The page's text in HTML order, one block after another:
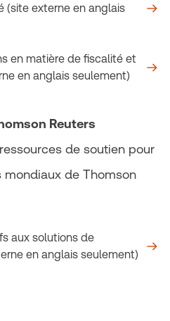
externe en anglais
en matière de fiscalité et
en anglais seulement)
Reuters
de soutien pour
de Thomson
aux solutions de
en anglais seulement)